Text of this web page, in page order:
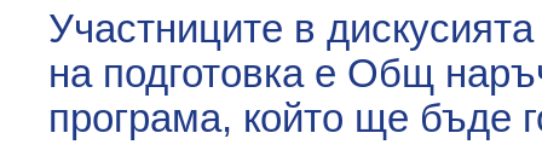
Участниците в
на подготовка е Общ
програма, който ще бъде